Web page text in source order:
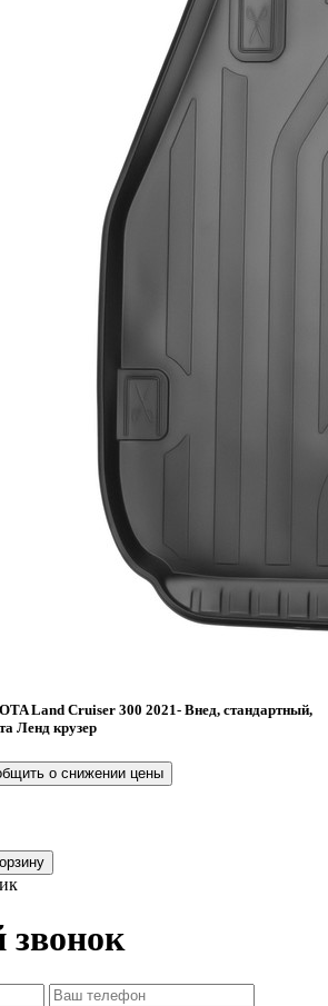
Land Cruiser 300 2021- Внед, стандартный,
Ленд крузер
в корзину